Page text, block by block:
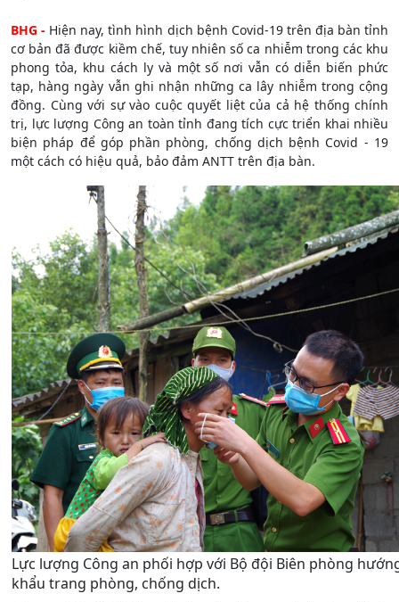
BHG - Hiện nay, tình hình dịch bệnh Covid-19 trên địa bàn tỉnh
cơ bản đã được kiềm chế, tuy nhiên số ca nhiễm trong các khu
phong tỏa, khu cách ly và một số nơi vẫn có diễn biến phức
tạp, hàng ngày vẫn ghi nhận những ca lây nhiễm trong cộng
đồng. Cùng với sự vào cuộc quyết liệt của cả hệ thống chính
trị, lực lượng Công an toàn tỉnh đang tích cực triển khai nhiều
biện pháp để góp phần phòng, chống dịch bệnh Covid - 19
một cách có hiệu quả, bảo đảm ANTT trên địa bàn.
Lực lượng Công an phối hợp với Bộ đội Biên phòng
khẩu trang phòng, chống dịch.